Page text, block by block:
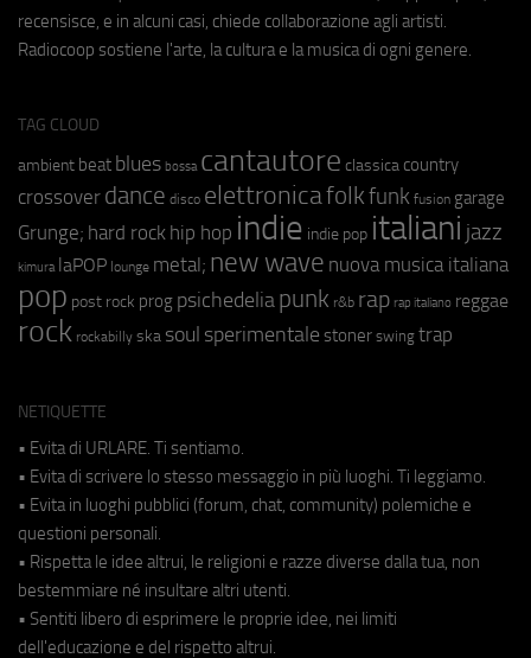
recensisce, e in alcuni casi, chiede collaborazione agli artisti.
Radiocoop sostiene l'arte, la cultura e la musica di ogni genere.
TAG CLOUD
ambient beat blues bossa cantautore classica country
crossover dance disco elettronicafolkfunk fusion garage
Grunge; hard rock hip hop indie indie pop italiani jazz
kimura laPOP lounge metal; new wave nuova musica italiana
pop post rock prog psichedeliapunk r&b rap rap italiano reggae
rock rockabilly ska soul sperimentale stoner swing trap
NETIQUETTE
• Evita di URLARE. Ti sentiamo.
• Evita di scrivere lo stesso messaggio in più luoghi. Ti leggiamo.
• Evita in luoghi pubblici (forum, chat, community) polemiche e
questioni personali.
• Rispetta le idee altrui, le religioni e razze diverse dalla tua, non
bestemmiare né insultare altri utenti.
• Sentiti libero di esprimere le proprie idee, nei limiti
dell'educazione e del rispetto altrui.